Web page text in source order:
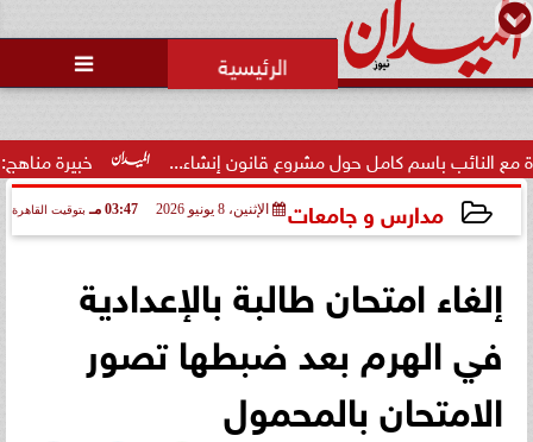

خبيرة مناهج: حداثة تخرج المعلمين مشروع قانون إنشاء...
مدارس و جامعات الإثنين، 8 يونيو 2026 03:47 مـ بتوقيت القاهرة
إلغاء امتحان طالبة بالإعدادية
في الهرم بعد ضبطها تصور
الامتحان بالمحمول
الاتحاد العربي للتطوع يرعى
مسابقة وسام الخير